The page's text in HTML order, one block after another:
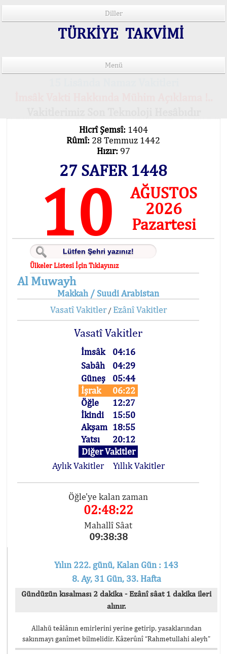
Diller
TÜRKİYE TAKVİMİ
Menü
Hicrî Şemsî: 1404
Rûmî: 28 Temmuz 1442
Hızır: 97
27 SAFER 1448
10
AĞUSTOS
2026
Pazartesi
Ülkeler Listesi İçin Tıklayınız
Al Muwayh
Makkah / Suudi Arabistan
Vasatî Vakitler/ Ezânî Vakitler
Vasatî Vakitler
İmsâk
04:16
Sabâh
04:29
Güneş
05:44
İşrak
06:22
Öğle
12:27
İkindi
15:50
Akşam 18:55
Yatsı
20:12
Diğer Vakitler
Aylık Vakitler
Yıllık Vakitler
Öğle'ye kalan zaman
02:48:22
Mahallî Sâat
09:38:38
Yılın 222. günü, Kalan Gün : 143
8. Ay, 31 Gün, 33. Hafta
Gündüzün kısalması 2 dakika - Ezânî sâat 1 dakika ileri
alınır.
Allahü teâlânın emirlerini yerine getirip, yasaklarından
sakınmayı ganîmet bilmelidir. Kâzerûnî “Rahmetullahi aleyh”